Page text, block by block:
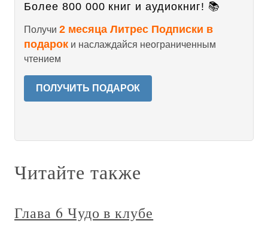
Более 800 000 книг и аудиокниг! 📚
Получи 2 месяца Литрес Подписки в
подарок и наслаждайся неограниченным
чтением
ПОЛУЧИТЬ ПОДАРОК
Читайте также
Глава 6 Чудо в клубе